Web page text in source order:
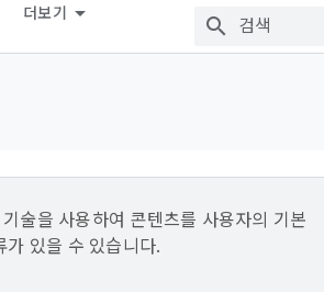
더보기
술을 사용하여 콘텐츠를 사용자의 기본
있을 수 있습니다.